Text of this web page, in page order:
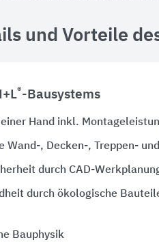
und Vorteile
®-Bausystems
einer Hand inkl.
Wand-, Decken-, Treppen-
durch CAD-
durch ökologische
Bauphysik